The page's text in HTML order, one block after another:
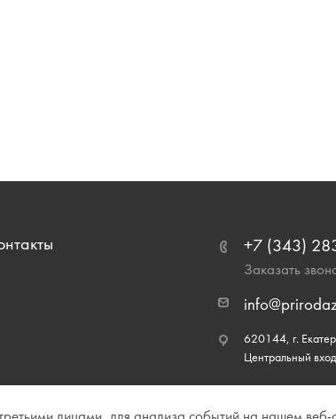
+7 (343)
Заказать
620144, г.
Центральный